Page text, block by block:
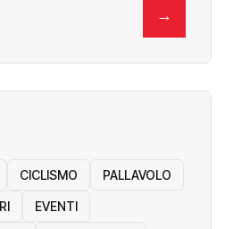
→
CICLISMO PALLAVOLO
EVENTI